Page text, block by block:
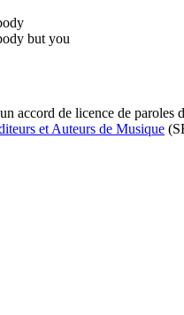
but you
accord de licence de paroles
et Auteurs de Musique